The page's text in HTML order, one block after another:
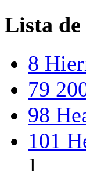
Lista de
8
79
98
101
]